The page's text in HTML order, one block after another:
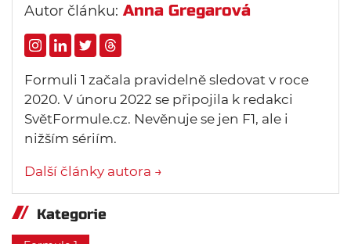
Autor článku: Anna Gregarová
Formuli 1 začala pravidelně sledovat v roce
2020. V únoru 2022 se připojila k redakci
SvětFormule.cz. Nevěnuje se jen F1, ale i
nižším sériím.
Další články autora →
Kategorie